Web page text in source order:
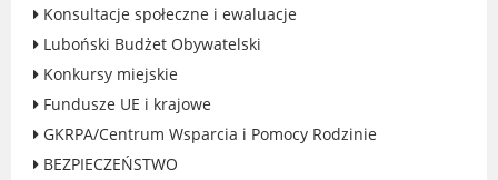
MIASTO LUBOŃ
Władze Miasta
Konsultacje społeczne i ewaluacje
Luboński Budżet Obywatelski
Konkursy miejskie
Fundusze UE i krajowe
GKRPA/Centrum Wsparcia i Pomocy Rodzinie
BEZPIECZEŃSTWO